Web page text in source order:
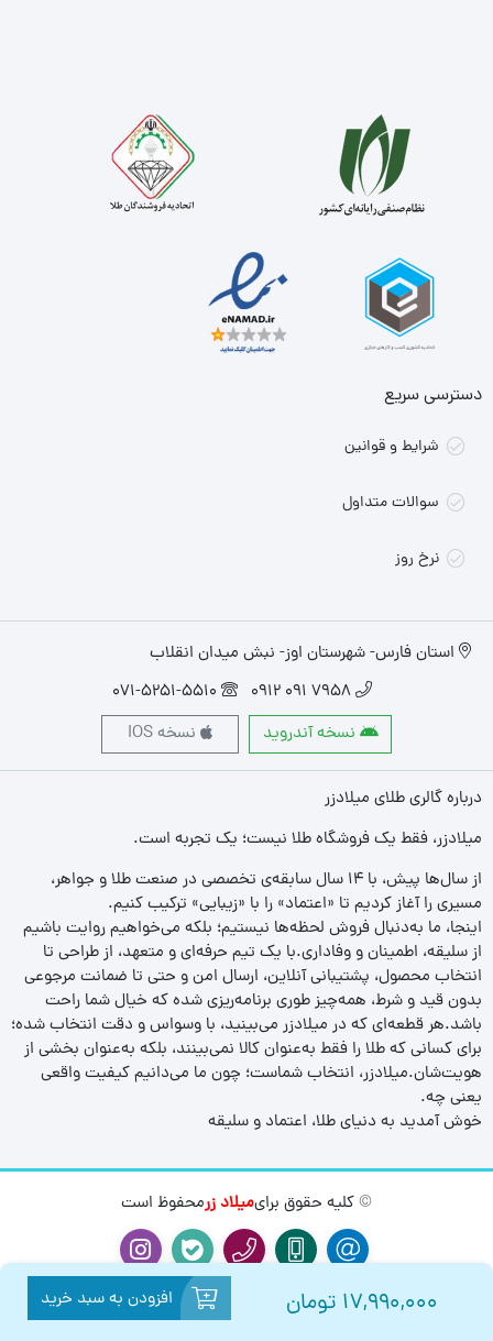
دسترسی سریع
شرایط و قوانین
سوالات متداول
نرخ روز
استان فارس- شهرستان اوز- نبش میدان انقلاب
7958 091 0912
071-5251-5510
نسخه آندروید
نسخه IOS
درباره گالری طلای میلادزر
میلادزر، فقط یک فروشگاه طلا نیست؛ یک تجربه‌ است.
از سال‌ها پیش، با ۱۴ سال سابقه‌ی تخصصی در صنعت طلا و جواهر،
مسیری را آغاز کردیم تا «اعتماد» را با «زیبایی» ترکیب کنیم.
اینجا، ما به‌دنبال فروش لحظه‌ها نیستیم؛ بلکه می‌خواهیم روایت باشیم
از سلیقه، اطمینان و وفاداری.با یک تیم حرفه‌ای و متعهد، از طراحی تا
انتخاب محصول، پشتیبانی آنلاین، ارسال امن و حتی تا ضمانت مرجوعی
بدون قید و شرط، همه‌چیز طوری برنامه‌ریزی شده که خیال شما راحت
باشد.هر قطعه‌ای که در میلادزر می‌بینید، با وسواس و دقت انتخاب شده؛
برای کسانی که طلا را فقط به‌عنوان کالا نمی‌بینند، بلکه به‌عنوان بخشی از
هویت‌شان.میلادزر، انتخاب شماست؛ چون ما می‌دانیم کیفیت واقعی
یعنی چه.
خوش آمدید به دنیای طلا، اعتماد و سلیقه
© کلیه حقوق برایمیلاد زرمحفوظ است
17,990,000 تومان افزودن به سبد خرید
0
0